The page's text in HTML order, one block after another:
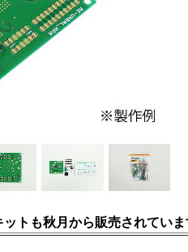
トも秋月から販売されてい